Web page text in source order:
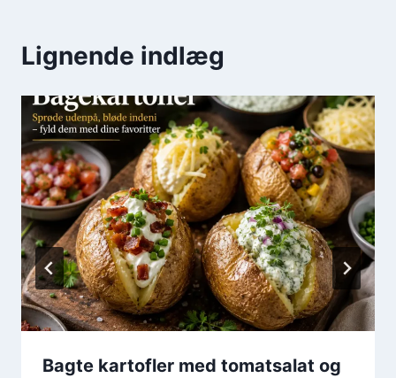
Lignende indlæg
Bagte kartofler med tomatsalat og